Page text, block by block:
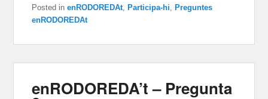
Posted in enRODOREDAt, Participa-hi, Preguntes
enRODOREDAt
enRODOREDA’t – Pregunta